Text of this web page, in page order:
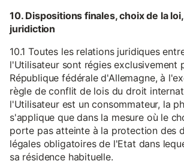
10. Dispositions finales, choix de la
juridiction
10.1 Toutes les relations juridiques
l'Utilisateur sont régies exclusivement
République fédérale d'Allemagne, à
règle de conflit de lois du droit
l'Utilisateur est un consommateur, la
s'applique que dans la mesure où le
porte pas atteinte à la protection des
légales obligatoires de l'Etat dans
sa résidence habituelle.